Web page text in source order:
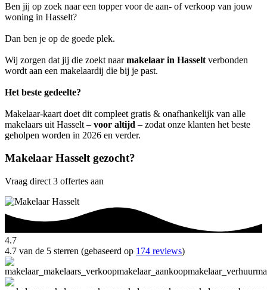
Ben jij op zoek naar een topper voor de aan- of verkoop van jouw
woning in Hasselt?
Dan ben je op de goede plek.
Wij zorgen dat jij die zoekt naarmakelaar in Hasselt verbonden
wordt aan een makelaardij die bij je past.
Het beste gedeelte?
Makelaar-kaart doet dit compleet gratis & onafhankelijk van alle
makelaars uit Hasselt – voor altijd – zodat onze klanten het beste
geholpen worden in 2026 en verder.
Makelaar Hasselt gezocht?
Vraag direct 3 offertes aan
4.7
4.7 van de 5 sterren (gebaseerd op 174 reviews)